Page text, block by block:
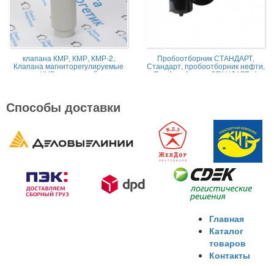
клапана КМР, КМР, КМР-2,
Клапана магниторегулируемые
КМР жидкостной
Пробоотборник СТАНДАРТ,
Стандарт, пробоотборник нефти,
Пробоотборник СТАНДАРТ -А
Способы доставки
Главная
Каталог
товаров
Контакты